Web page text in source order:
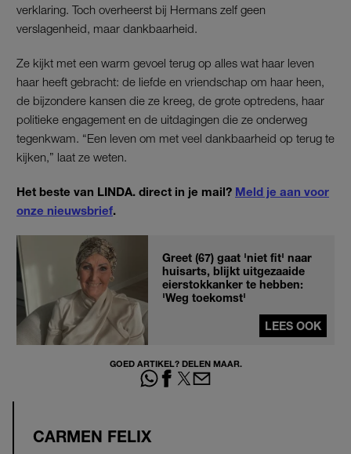
verklaring. Toch overheerst bij Hermans zelf geen
verslagenheid, maar dankbaarheid.
Ze kijkt met een warm gevoel terug op alles wat haar leven
haar heeft gebracht: de liefde en vriendschap om haar heen,
de bijzondere kansen die ze kreeg, de grote optredens, haar
politieke engagement en de uitdagingen die ze onderweg
tegenkwam. “Een leven om met veel dankbaarheid op terug te
kijken,” laat ze weten.
Het beste van LINDA. direct in je mail? Meld je aan voor
onze nieuwsbrief.
Greet (67) gaat 'niet fit' naar
huisarts, blijkt uitgezaaide
eierstokkanker te hebben:
'Weg toekomst'
LEES OOK
GOED ARTIKEL? DELEN MAAR.
CARMEN FELIX